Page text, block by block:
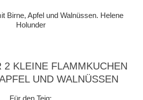
2 KLEINE FLAMMKUCHEN
UND WALNÜSSEN
Für den Teig: